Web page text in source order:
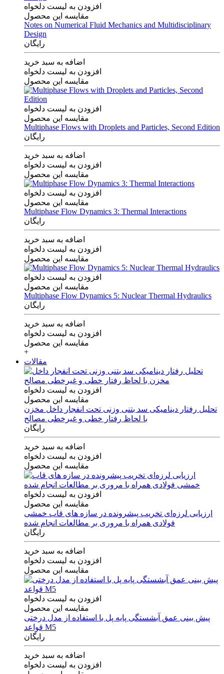
افزودن به لیست دلخواه
مقایسه این محصول
Notes on Numerical Fluid Mechanics and Multidisciplinary
Design
رایگان
اضافه به سبد خرید
افزودن به لیست دلخواه
مقایسه این محصول
افزودن به لیست دلخواه
مقایسه این محصول
Multiphase Flows with Droplets and Particles, Second Edition
رایگان
اضافه به سبد خرید
افزودن به لیست دلخواه
مقایسه این محصول
افزودن به لیست دلخواه
مقایسه این محصول
Multiphase Flow Dynamics 3: Thermal Interactions
رایگان
اضافه به سبد خرید
افزودن به لیست دلخواه
مقایسه این محصول
افزودن به لیست دلخواه
مقایسه این محصول
Multiphase Flow Dynamics 5: Nuclear Thermal Hydraulics
رایگان
اضافه به سبد خرید
افزودن به لیست دلخواه
مقایسه این محصول
+
مقالات
افزودن به لیست دلخواه
مقایسه این محصول
تحلیل رفتار دینامیکی سد بتنی وزنی تحت انفجار داخل مخزن
با لحاظ رفتار خطی و غیرخطی مصالح
رایگان
اضافه به سبد خرید
افزودن به لیست دلخواه
مقایسه این محصول
افزودن به لیست دلخواه
مقایسه این محصول
ارزیابی لرزه‌ای تخریب پیشرونده در سازه های قاب خمشی
فولادی همراه با مروری بر مطالعات انجام شده
رایگان
اضافه به سبد خرید
افزودن به لیست دلخواه
مقایسه این محصول
افزودن به لیست دلخواه
مقایسه این محصول
پیش بینی عمق آبشستگی پایه پل با استفاده از مدل درختی
قواعد M5
رایگان
اضافه به سبد خرید
افزودن به لیست دلخواه